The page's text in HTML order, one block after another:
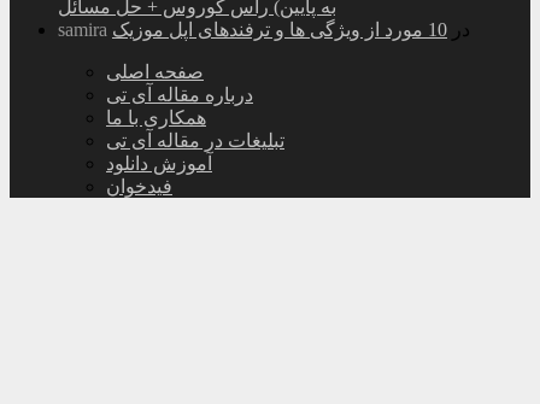
به پایین) راس کوروس + حل مسائل
samira
در 10 مورد از ویژگی ها و ترفندهای اپل موزیک
صفحه اصلی
درباره مقاله آی تی
همکاری با ما
تبلیغات در مقاله آی تی
آموزش دانلود
فیدخوان